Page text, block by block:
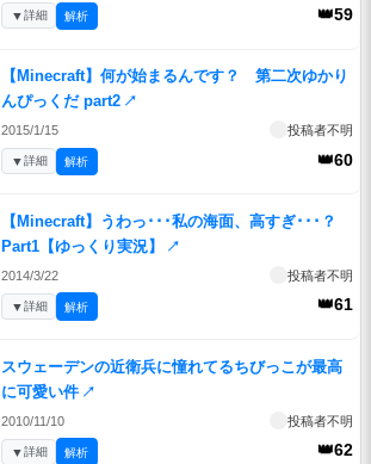
👑59
▼詳細 解析
【Minecraft】何が始まるんです？ 第二次ゆかり
んぴっくだ part2 ↗
2015/1/15 投稿者不明
👑60
▼詳細 解析
【Minecraft】うわっ･･･私の海面、高すぎ･･･？
Part1【ゆっくり実況】
↗
2014/3/22 投稿者不明
👑61
▼詳細 解析
スウェーデンの近衛兵に憧れてるちびっこが最高
に可愛い件 ↗
2010/11/10 投稿者不明
👑62
▼詳細 解析